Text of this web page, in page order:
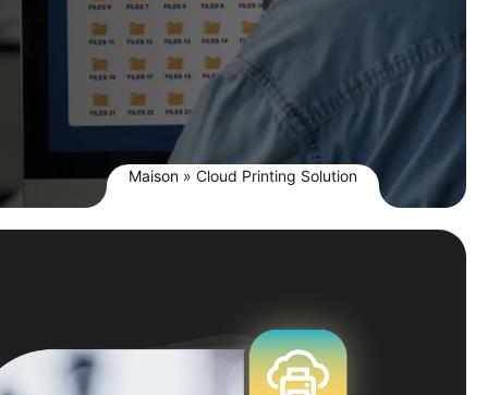
Maison » Cloud Printing Solution